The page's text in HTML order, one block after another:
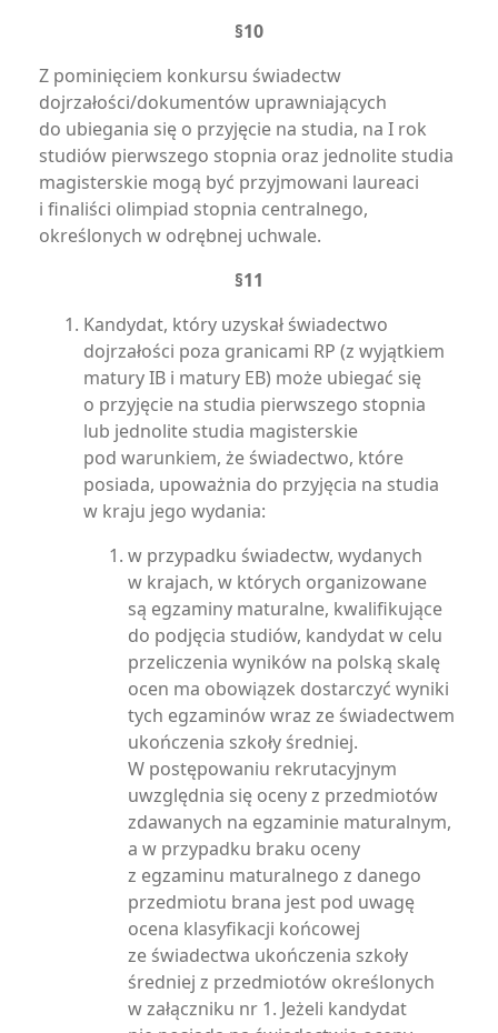
§10
Z pominięciem konkursu świadectw
dojrzałości/dokumentów uprawniających
do ubiegania się o przyjęcie na studia, na I rok
studiów pierwszego stopnia oraz jednolite studia
magisterskie mogą być przyjmowani laureaci
i finaliści olimpiad stopnia centralnego,
określonych w odrębnej uchwale.
§11
Kandydat, który uzyskał świadectwo
dojrzałości poza granicami RP (z wyjątkiem
matury IB i matury EB) może ubiegać się
o przyjęcie na studia pierwszego stopnia
lub jednolite studia magisterskie
pod warunkiem, że świadectwo, które
posiada, upoważnia do przyjęcia na studia
w kraju jego wydania:
w przypadku świadectw, wydanych
w krajach, w których organizowane
są egzaminy maturalne, kwalifikujące
do podjęcia studiów, kandydat w celu
przeliczenia wyników na polską skalę
ocen ma obowiązek dostarczyć wyniki
tych egzaminów wraz ze świadectwem
ukończenia szkoły średniej.
W postępowaniu rekrutacyjnym
uwzględnia się oceny z przedmiotów
zdawanych na egzaminie maturalnym,
a w przypadku braku oceny
z egzaminu maturalnego z danego
przedmiotu brana jest pod uwagę
ocena klasyfikacji końcowej
ze świadectwa ukończenia szkoły
średniej z przedmiotów określonych
w załączniku nr 1. Jeżeli kandydat